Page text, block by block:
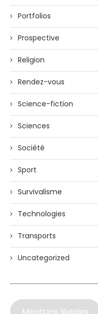
Portfolios
Prospective
Religion
Rendez-vous
Science-fiction
Sciences
Société
Sport
Survivalisme
Technologies
Transports
Uncategorized
Mentions légales